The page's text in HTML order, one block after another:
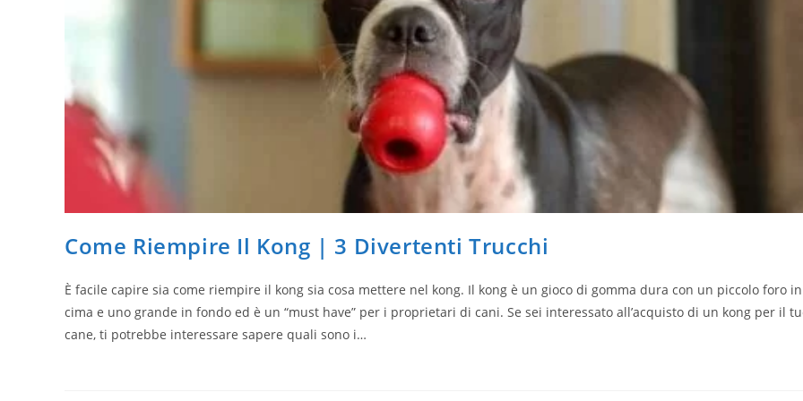
Come Riempire Il Kong | 3 Divertenti Trucchi
È facile capire sia come riempire il kong sia cosa mettere nel kong. Il kong è un gioco di gomma dura con un piccolo foro in
cima e uno grande in fondo ed è un “must have” per i proprietari di cani. Se sei interessato all’acquisto di un kong per il
cane, ti potrebbe interessare sapere quali sono i…